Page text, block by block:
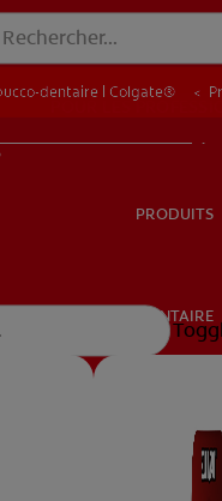
SANTÉ
POUR LES
PRODUITS
SANTÉ BUCCO-DENTAIRE
BLANCHEUR SUR MESURE
DES SOLUTIONS IDÉALES
dentaire | Colgate®